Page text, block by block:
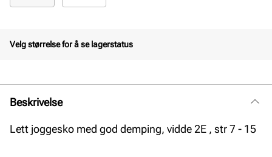
Velg størrelse for å se lagerstatus
Beskrivelse
Lett joggesko med god demping, vidde 2E , str 7 - 15